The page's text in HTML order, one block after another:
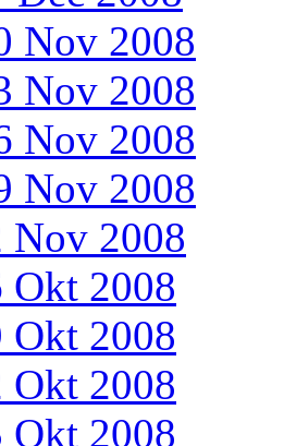
Nov 2008
Nov 2008
Nov 2008
Nov 2008
Nov 2008
Okt 2008
Okt 2008
Okt 2008
Okt 2008